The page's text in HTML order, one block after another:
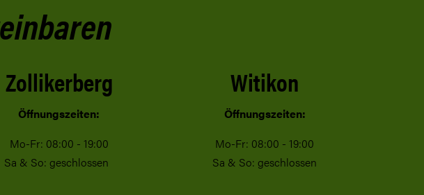
Zollikerberg
Öffnungszeiten:
Mo-Fr: 08:00 - 19:00
Sa & So: geschlossen
Witikon
Öffnungszeiten:
Mo-Fr: 08:00 - 19:00
Sa & So: geschlossen